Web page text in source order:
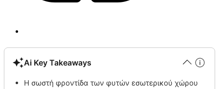
Ai Key Takeaways
Η σωστή φροντίδα των φυτών εσωτερικού χώρου